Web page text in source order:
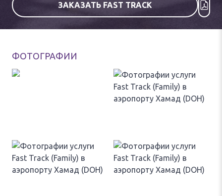
ЗАКАЗАТЬ FAST TRACK
ФОТОГРАФИИ